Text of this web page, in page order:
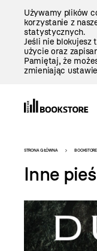
Używamy plików
korzystanie z
statystycznych.
Jeśli nie blokujesz
użycie oraz
Pamiętaj, że
zmieniając
-
szablon
STRONA GŁÓWNA BOOKSTORE
Inne